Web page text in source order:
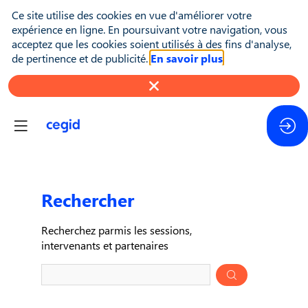
Rechercher
Recherchez parmis les sessions,
intervenants et partenaires
Ce site utilise des cookies en vue d'améliorer votre
expérience en ligne. En poursuivant votre navigation, vous
acceptez que les cookies soient utilisés à des fins d'analyse,
de pertinence et de publicité. En savoir plus